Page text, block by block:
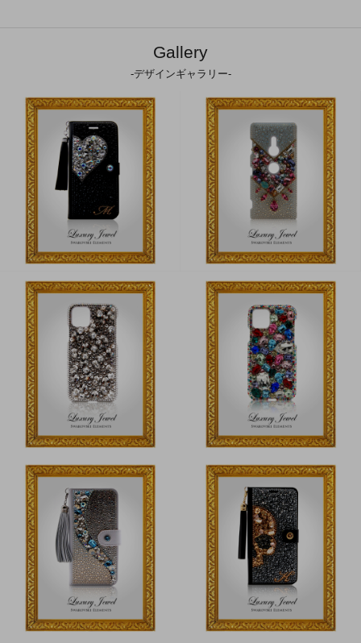
Gallery
-デザインギャラリー-